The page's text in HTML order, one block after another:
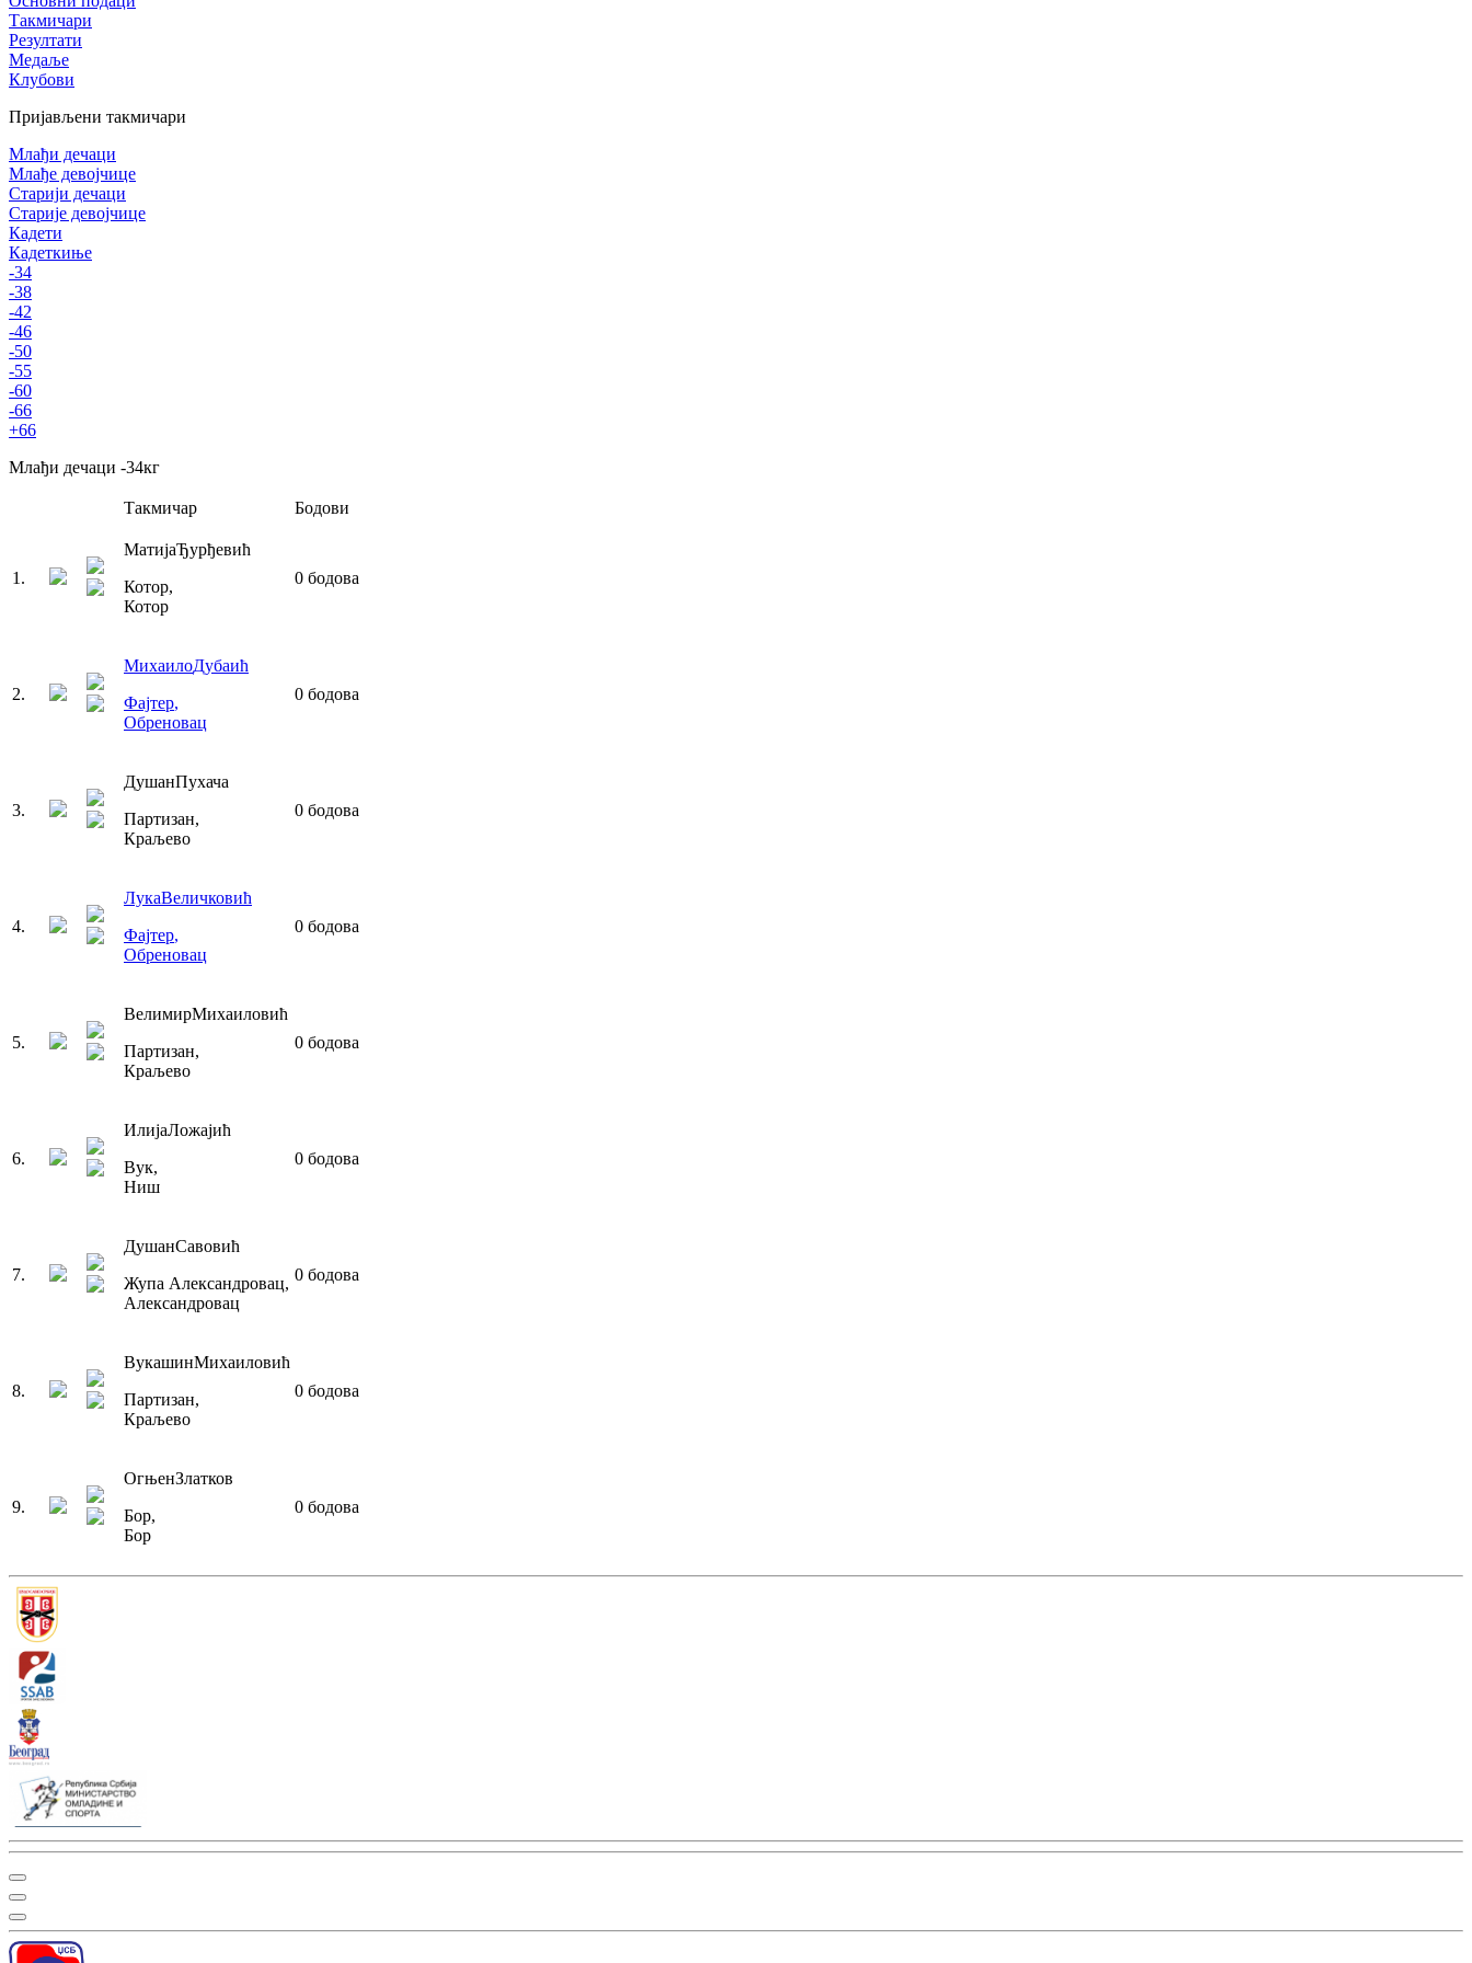
Такмичари
Резултати
Медаље
Клубови
Пријављени такмичари
Млађи дечаци
Млађе девојчице
Старији дечаци
Старије девојчице
Кадети
Кадеткиње
-34
-38
-42
-46
-50
-55
-60
-66
+66
Млађи дечаци -34кг
Такмичар Бодови
1 .
МатијаЂурђевић
Котор,
Котор
0 бодова
2.
МихаилоДубаић
Фајтер,
Обреновац
0 бодова
3.
ДушанПухача
Партизан,
Краљево
0 бодова
4.
ЛукаВеличковић
Фајтер,
Обреновац
0 бодова
5.
ВелимирМихаиловић
Партизан,
Краљево
0 бодова
6.
ИлијаЛожајић
Вук,
Ниш
0 бодова
7.
ДушанСавовић
Жупа Александровац,
Александровац
0 бодова
8.
ВукашинМихаиловић
Партизан,
Краљево
0 бодова
9.
ОгњенЗлатков
Бор,
Бор
0 бодова